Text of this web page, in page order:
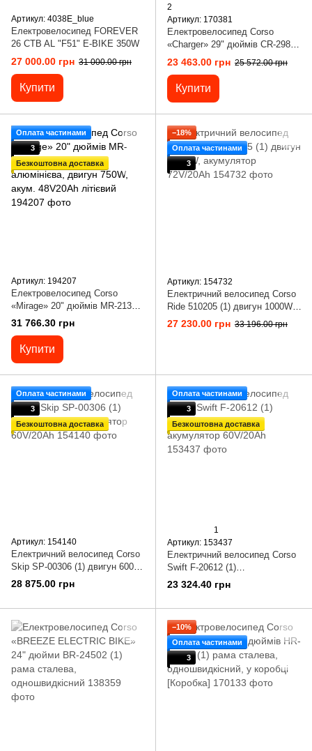
Артикул: 4038E_blue
Електровелосипед FOREVER
26 CTB AL "F51" E-BIKE 350W
27 000.00 грн 31 000.00 грн
Купити
2
Артикул: 170381
Електровелосипед Corso
«Charger» 29" дюймів CR-29834
(1) рама сталева 19``,
Електродвигун 350W, акум.
36V10Ah, Shimano 7
швидкостей, у коробці
23 463.00 грн 25 572.00 грн
Купити
Оплата частинами
3
Безкоштовна доставка
Артикул: 194207
Електровелосипед Corso
«Mirage» 20" дюймів MR-21340
рама складна алюмінієва,
двигун 750W, акум. 48V20Ah
літієвий
31 766.30 грн
Купити
−18%
Оплата частинами
3
Артикул: 154732
Електричний велосипед Corso
Ride 510205 (1) двигун 1000W,
акумулятор 72V/20Ah
27 230.00 грн 33 196.00 грн
Оплата частинами
3
Безкоштовна доставка
Артикул: 154140
Електричний велосипед Corso
Skip SP-00306 (1) двигун 600W,
акумулятор 60V/20Ah
28 875.00 грн
Оплата частинами
3
Безкоштовна доставка
1
Артикул: 153437
Електричний велосипед Corso
Swift F-20612 (1)
Електродвигун 500W,
акумулятор 60V/20Ah
23 324.40 грн
−10%
Оплата частинами
3